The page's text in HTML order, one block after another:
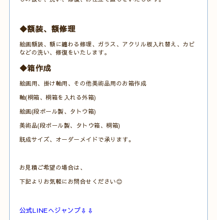
◆額装、額修理
絵画額装、額に纏わる修理、ガラス、アクリル板入れ替え、カビ
などの洗い、修復をいたします。
◆箱作成
絵画用、掛け軸用、その他美術品用のお箱作成
軸(桐箱、桐箱を入れる外箱)
絵画(段ボール製、タトウ箱)
美術品(段ボール製、タトウ箱、桐箱)
既成サイズ、オーダーメイドで承ります。
お見積ご希望の場合は、
下記よりお気軽にお問合せください😊
公式LINEへジャンプ⇩⇩